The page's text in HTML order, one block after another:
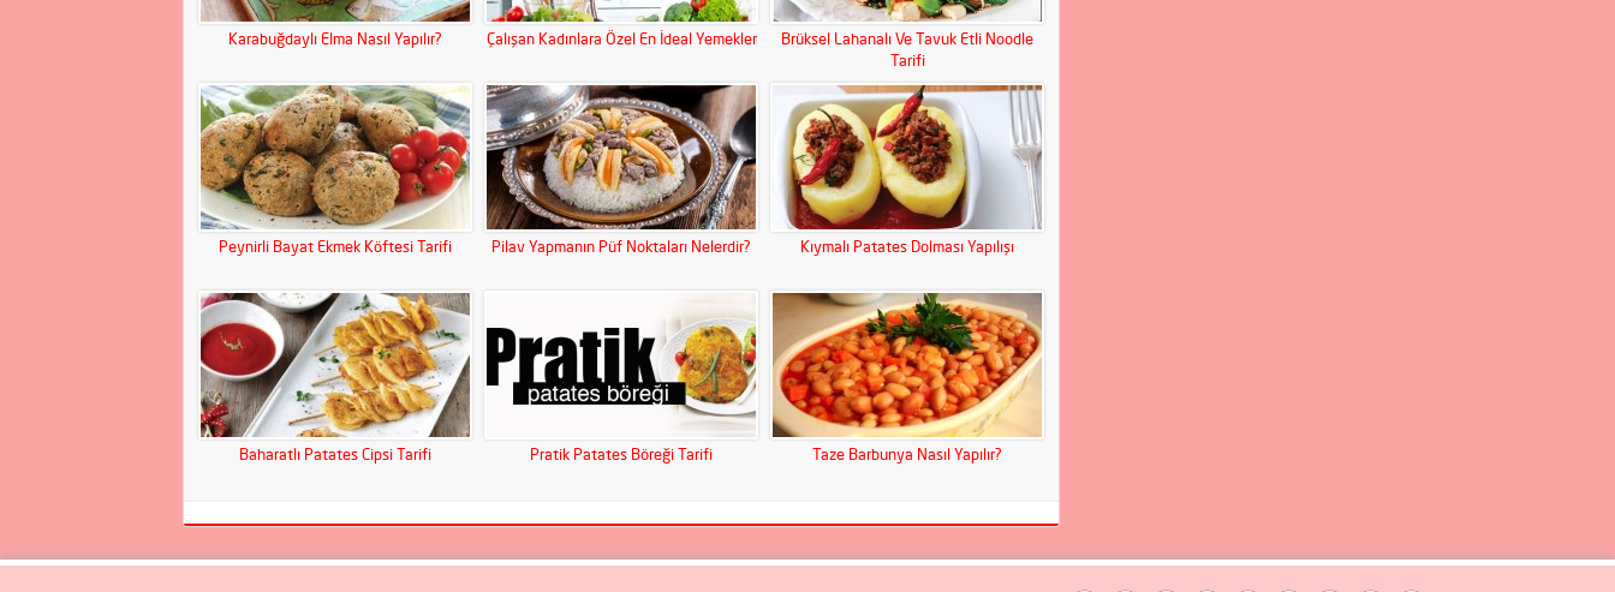
Karabuğdaylı Elma Nasıl Yapılır? Çalışan Kadınlara Özel En İdeal Yemekler
Brüksel Lahanalı Ve Tavuk Etli Noodle
Tarifi
Peynirli Bayat Ekmek Köftesi Tarifi Pilav Yapmanın Püf Noktaları Nelerdir? Kıymalı Patates Dolması Yapılışı
Baharatlı Patates Cipsi Tarifi Pratik Patates Böreği Tarifi Taze Barbunya Nasıl Yapılır?